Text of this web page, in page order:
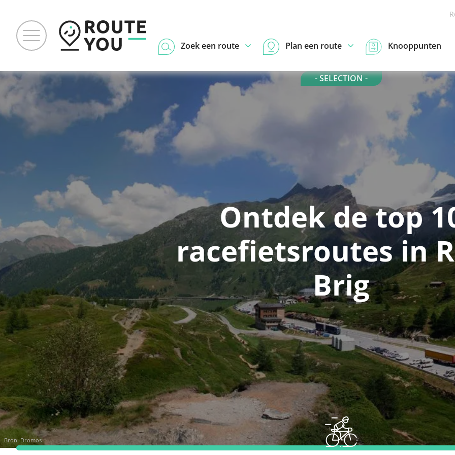
Zoek een route Plan een route Knooppunten
- SELECTION -
Ontdek de top
racefietsroutes in
Brig
Bron: Dromos